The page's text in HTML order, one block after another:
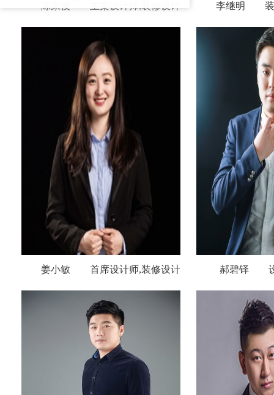
陈家俊 主案设计师,装修设计
师,工装设计师,公装设计师,建筑设计
师,室内装修设计师,软装设计师,设计
师招聘,设计师网站
李继明 装修
师,家装设计师,
师,公装设计师,
设计师,软装设
师
姜小敏 首席设计师,装修设计
师,室内设计师,家装设计师,平面设计
师,工装设计师,公装设计师,建筑设计
师,室内装修设计师,软装设计师,设计
师招聘,设计师网站
郝碧铎 设计
室内设计师,家
工装设计师,公
室内装修设计
招聘,